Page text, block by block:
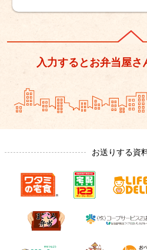
入力するとお弁当屋さ
お送りする資